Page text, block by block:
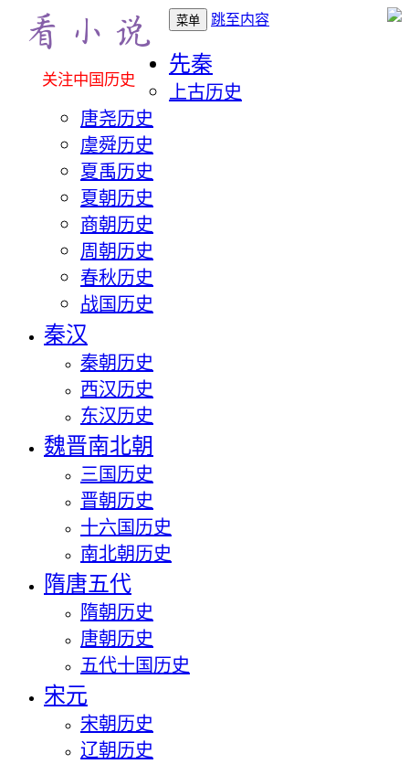
关注中国历史
菜单 跳至内容
先秦
上古历史
唐尧历史
虞舜历史
夏禹历史
夏朝历史
商朝历史
周朝历史
春秋历史
战国历史
秦汉
秦朝历史
西汉历史
东汉历史
魏晋南北朝
三国历史
晋朝历史
十六国历史
南北朝历史
隋唐五代
隋朝历史
唐朝历史
五代十国历史
宋元
宋朝历史
辽朝历史